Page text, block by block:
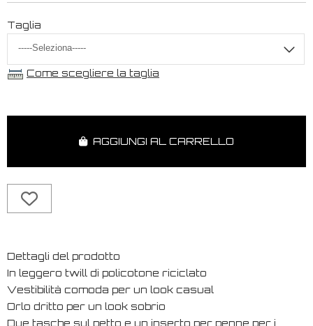
Taglia
Come scegliere la taglia
AGGIUNGI AL CARRELLO
Dettagli del prodotto
In leggero twill di policotone riciclato
Vestibilità comoda per un look casual
Orlo dritto per un look sobrio
Due tasche sul petto e un inserto per penne per i